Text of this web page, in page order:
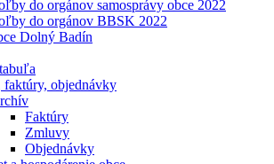
do orgánov samosprávy obce 2022
do orgánov BBSK 2022
Dolný Badín
faktúry, objednávky
Faktúry
Zmluvy
Objednávky